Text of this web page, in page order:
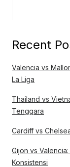
Recent
Valencia vs
La Liga
Thailand vs
Tenggara
Cardiff vs
Gijon vs
Konsistensi